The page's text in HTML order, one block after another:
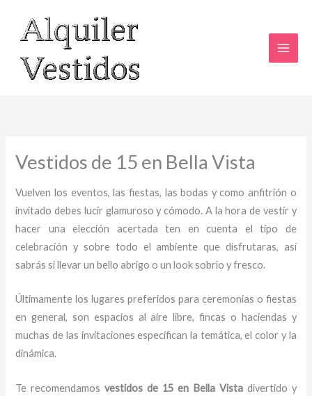
contenido
Vestidos de 15 en Bella Vista
Vuelven los eventos, las fiestas, las bodas y como anfitrión o
invitado debes lucir glamuroso y cómodo. A la hora de vestir y
hacer una elección acertada ten en cuenta el tipo de
celebración y sobre todo el ambiente que disfrutaras, así
sabrás si llevar un bello abrigo o un look sobrio y fresco.
Últimamente los lugares preferidos para ceremonias o fiestas
en general, son espacios al aire libre, fincas o haciendas y
muchas de las invitaciones especifican la temática, el color y la
dinámica.
Te recomendamosvestidos de 15 en Bella Vista divertido y